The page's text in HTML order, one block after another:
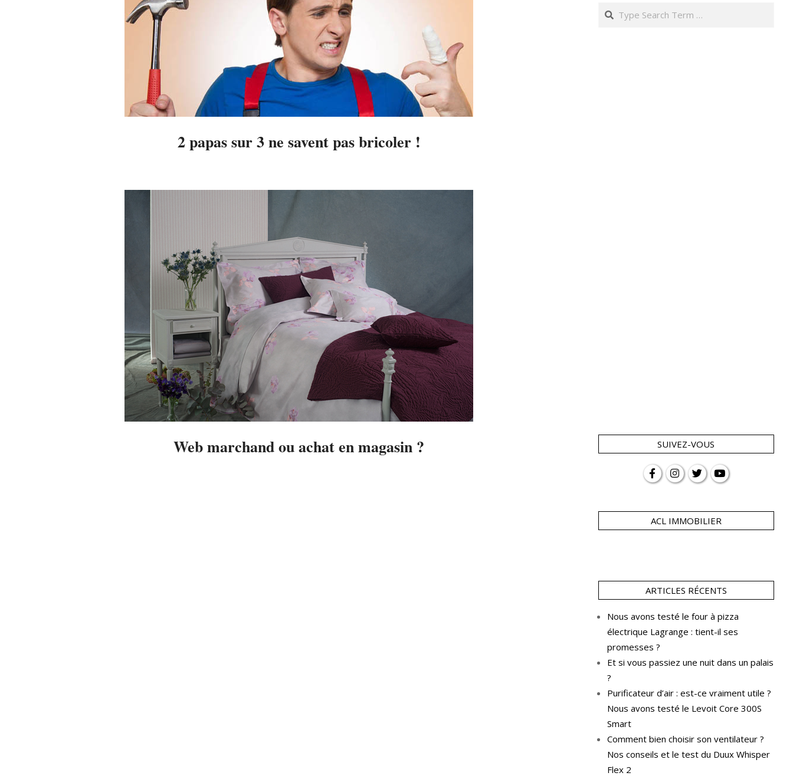
2 papas sur 3 ne savent pas bricoler !
Web marchand ou achat en magasin ?
Search
SUIVEZ-VOUS
ACL IMMOBILIER
ARTICLES RÉCENTS
Nous avons testé le four à pizza
électrique Lagrange : tient-il ses
promesses ?
Et si vous passiez une nuit dans un palais
?
Purificateur d’air : est-ce vraiment utile ?
Nous avons testé le Levoit Core 300S
Smart
Comment bien choisir son ventilateur ?
Nos conseils et le test du Duux Whisper
Flex 2